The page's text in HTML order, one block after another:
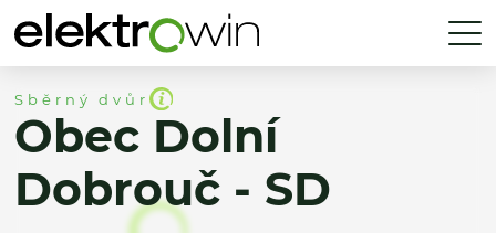
Sběrný dvůr
Obec Dolní
Dobrouč - SD